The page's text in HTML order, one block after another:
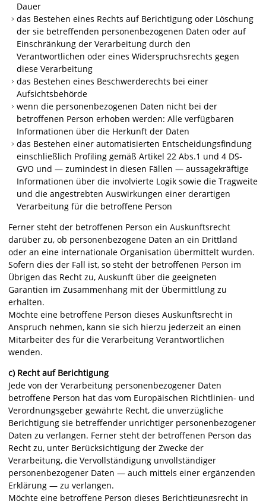
Dauer
das Bestehen eines Rechts auf Berichtigung oder Löschung
der sie betreffenden personenbezogenen Daten oder auf
Einschränkung der Verarbeitung durch den
Verantwortlichen oder eines Widerspruchsrechts gegen
diese Verarbeitung
das Bestehen eines Beschwerderechts bei einer
Aufsichtsbehörde
wenn die personenbezogenen Daten nicht bei der
betroffenen Person erhoben werden: Alle verfügbaren
Informationen über die Herkunft der Daten
das Bestehen einer automatisierten Entscheidungsfindung
einschließlich Profiling gemäß Artikel 22 Abs.1 und 4 DS-
GVO und — zumindest in diesen Fällen — aussagekräftige
Informationen über die involvierte Logik sowie die Tragweite
und die angestrebten Auswirkungen einer derartigen
Verarbeitung für die betroffene Person
Ferner steht der betroffenen Person ein Auskunftsrecht
darüber zu, ob personenbezogene Daten an ein Drittland
oder an eine internationale Organisation übermittelt wurden.
Sofern dies der Fall ist, so steht der betroffenen Person im
Übrigen das Recht zu, Auskunft über die geeigneten
Garantien im Zusammenhang mit der Übermittlung zu
erhalten.
Möchte eine betroffene Person dieses Auskunftsrecht in
Anspruch nehmen, kann sie sich hierzu jederzeit an einen
Mitarbeiter des für die Verarbeitung Verantwortlichen
wenden.
c) Recht auf Berichtigung
Jede von der Verarbeitung personenbezogener Daten
betroffene Person hat das vom Europäischen Richtlinien- und
Verordnungsgeber gewährte Recht, die unverzügliche
Berichtigung sie betreffender unrichtiger personenbezogener
Daten zu verlangen. Ferner steht der betroffenen Person das
Recht zu, unter Berücksichtigung der Zwecke der
Verarbeitung, die Vervollständigung unvollständiger
personenbezogener Daten — auch mittels einer ergänzenden
Erklärung — zu verlangen.
Möchte eine betroffene Person dieses Berichtigungsrecht in